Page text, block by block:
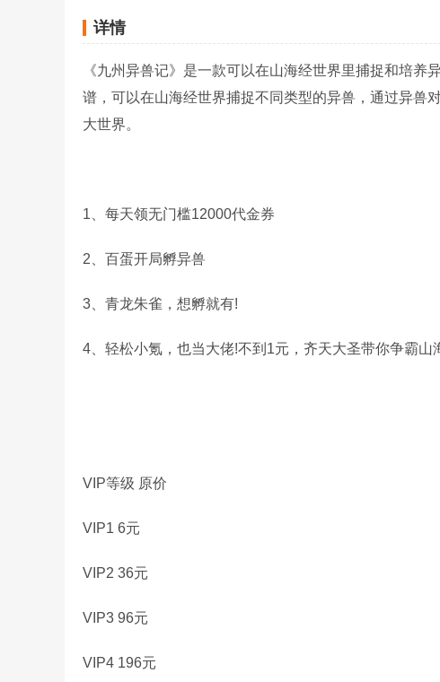
详情
《九州异兽记》是一款可以在山海经世界里捕捉和培
谱，可以在山海经世界捕捉不同类型的异兽，通过异兽
大世界。
1、每天领无门槛12000代金券
2、百蛋开局孵异兽
3、青龙朱雀，想孵就有!
4、轻松小氪，也当大佬!不到1元，齐天大圣带你争霸山
VIP等级 原价
VIP1 6元
VIP2 36元
VIP3 96元
VIP4 196元